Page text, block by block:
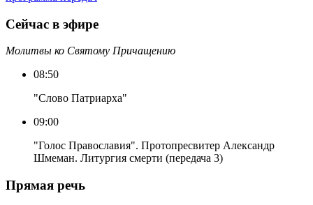
Сейчас в эфире
Молитвы ко Святому Причащению
08:50
"Слово Патриарха"
09:00
"Голос Православия". Протопресвитер Александр
Шмеман. Литургия смерти (передача 3)
Прямая речь